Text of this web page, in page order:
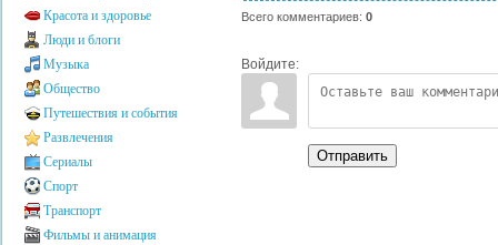
Красота и здоровье
Люди и блоги
Музыка
Общество
Путешествия и события
Развлечения
Сериалы
Спорт
Транспорт
Фильмы и анимация
Всего комментариев: 0
Войдите:
Отправить